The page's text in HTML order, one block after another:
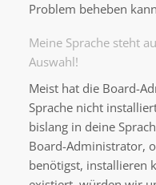
Problem beheben
Meine Sprache steht
Auswahl!
Meist hat die Board-
Sprache nicht
bislang in deine
Board-Administrator,
benötigst, installieren